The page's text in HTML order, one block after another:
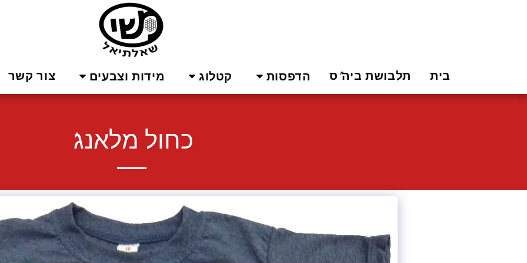
בית תלבושת ביה"ס הדפסות קטלוג מידות וצבעים צור קשר
כחול מלאנג'